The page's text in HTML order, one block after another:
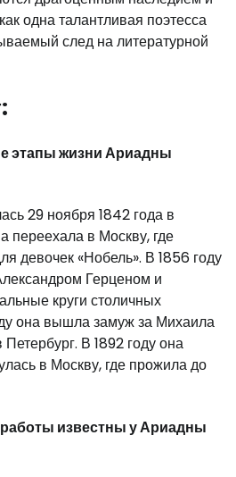
одна талантливая поэтесса
след на литературной
этапы жизни Ариадны
29 ноября 1842 года в
переехала в Москву, где
девочек «Нобель». В 1856 году
Герценом и
круги столичных
она вышла замуж за Михаила
В 1892 году она
в Москву, где прожила до
известны у Ариадны